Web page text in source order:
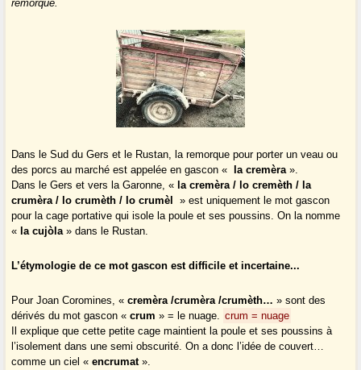
remorque.
Dans le Sud du Gers et le Rustan, la remorque pour porter un veau ou
des porcs au marché est appelée en gascon «
la cremèra».
Dans le Gers et vers la Garonne, « la cremèra / lo cremèth / la
crumèra / lo crumèth / lo crumèl
» est uniquement le mot gascon
pour la cage portative qui isole la poule et ses poussins. On la nomme
« la cujòla» dans le Rustan.
L’étymologie de ce mot gascon est difficile et incertaine...
Pour Joan Coromines, «cremèra /crumèra /crumèth… » sont des
dérivés du mot gascon «crum » = le nuage. crum = nuage
Il explique que cette petite cage maintient la poule et ses poussins à
l’isolement dans une semi obscurité. On a donc l’idée de couvert…
comme un ciel «encrumat».